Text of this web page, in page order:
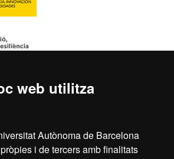
web utilitza
Autònoma de Barcelona
i de tercers amb finalitats